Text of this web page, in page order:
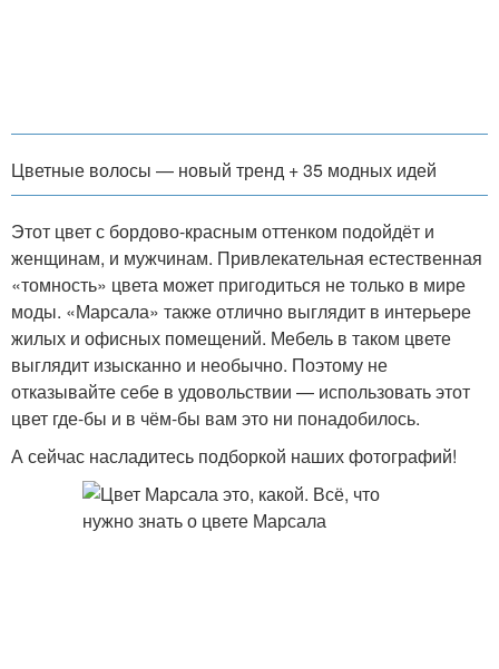
Цветные волосы — новый тренд + 35 модных идей
Этот цвет с бордово-красным оттенком подойдёт и
женщинам, и мужчинам. Привлекательная естественная
«томность» цвета может пригодиться не только в мире
моды. «Марсала» также отлично выглядит в интерьере
жилых и офисных помещений. Мебель в таком цвете
выглядит изысканно и необычно. Поэтому не
отказывайте себе в удовольствии — использовать этот
цвет где-бы и в чём-бы вам это ни понадобилось.
А сейчас насладитесь подборкой наших фотографий!